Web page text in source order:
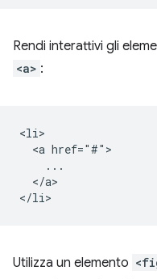
Rendi interattivi gli
<a> :
<li>
  <a href="#">
    ...
  </a>
Utilizza un elemento